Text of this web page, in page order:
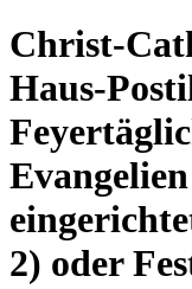
Christ-
Haus-
2) oder